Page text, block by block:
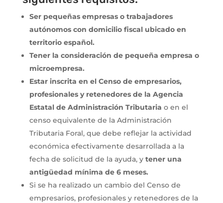
Ser pequeñas empresas o trabajadores
autónomos con domicilio fiscal ubicado en
territorio español.
Tener la consideración de pequeña empresa o
microempresa.
Estar inscrita en el Censo de empresarios,
profesionales y retenedores de la Agencia
Estatal de Administración Tributaria o en el
censo equivalente de la Administración
Tributaria Foral, que debe reflejar la actividad
económica efectivamente desarrollada a la
fecha de solicitud de la ayuda, y tener una
antigüedad mínima de 6 meses.
Si se ha realizado un cambio del Censo de
empresarios, profesionales y retenedores de la